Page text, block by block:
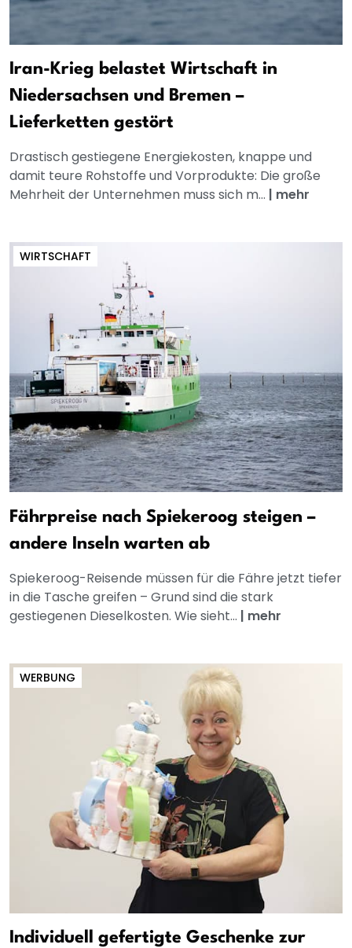
Iran-Krieg belastet Wirtschaft in
Niedersachsen und Bremen –
Lieferketten gestört
Drastisch gestiegene Energiekosten, knappe und
damit teure Rohstoffe und Vorprodukte: Die große
Mehrheit der Unternehmen muss sich m... | mehr
WIRTSCHAFT
Fährpreise nach Spiekeroog steigen –
andere Inseln warten ab
Spiekeroog-Reisende müssen für die Fähre jetzt tiefer
in die Tasche greifen – Grund sind die stark
gestiegenen Dieselkosten. Wie sieht... | mehr
WERBUNG
Individuell gefertigte Geschenke zur